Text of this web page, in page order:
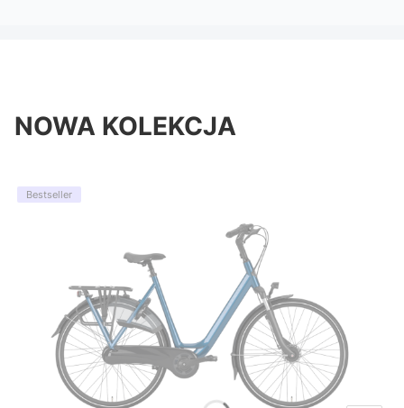
NOWA KOLEKCJA
Bestseller